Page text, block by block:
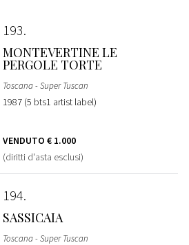
193
MONTEVERTINE LE
PERGOLE TORTE
Toscana - Super Tuscan
1987 (5 bts1 artist label)
VENDUTO € 1.000
(diritti d'asta esclusi)
194
SASSICAIA
Toscana - Super Tuscan